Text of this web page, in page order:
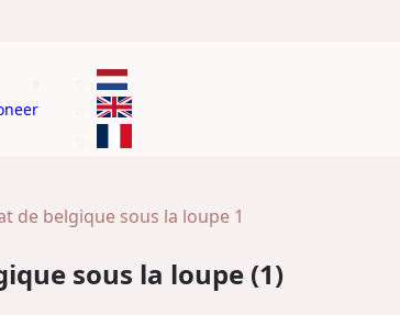
de belgique sous la loupe 1
sous la loupe (1)